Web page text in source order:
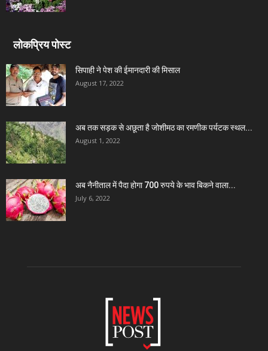
लोकप्रिय पोस्ट
सिपाही ने पेश की ईमानदारी की मिसाल
August 17, 2022
अब तक सड़क से अछूता है जोशीमठ का रमणीक पर्यटक स्थल...
August 1, 2022
अब नैनीताल में पैदा होगा 700 रुपये के भाव बिकने वाला...
July 6, 2022